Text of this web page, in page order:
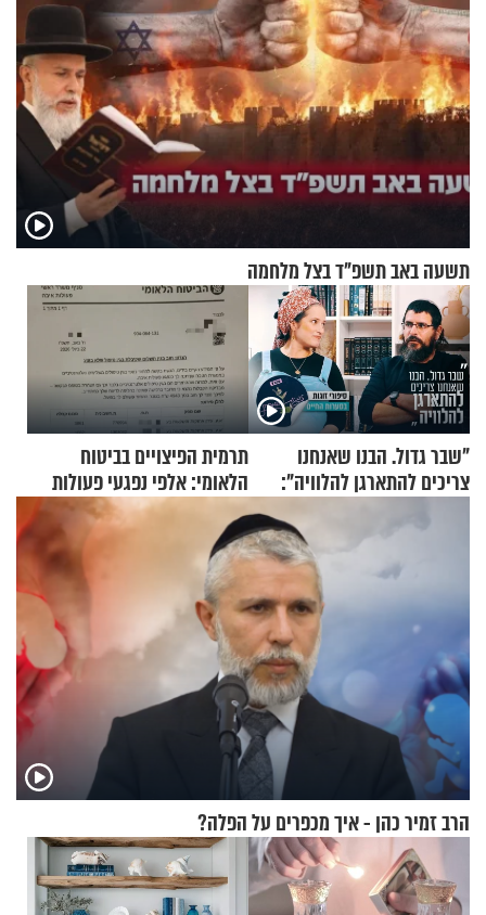
תשעה באב תשפ"ד בצל מלחמה
"שבר גדול. הבנו שאנחנו
צריכים להתארגן להלוויה":
זוגיות במבחן, הפעם עם מרים
וגד דנינו
תרמית הפיצויים בביטוח
הלאומי: אלפי נפגעי פעולות
איבה קיבלו כספים במירמה
הרב זמיר כהן - איך מכפרים על הפלה?